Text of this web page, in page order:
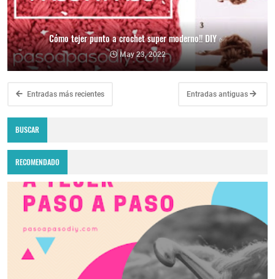
Cómo tejer punto a crochet super moderno!! DIY ✅​
May 23, 2022
Entradas más recientes Entradas antiguas
BUSCAR
RECOMENDADO